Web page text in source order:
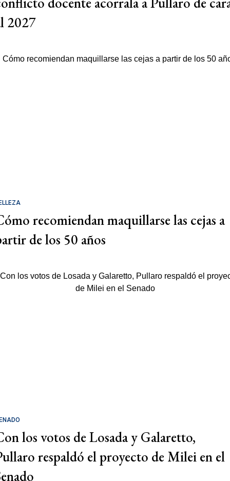
2027
recomiendan maquillarse las cejas a
de los 50 años
los votos de Losada y Galaretto,
respaldó el proyecto de Milei en el